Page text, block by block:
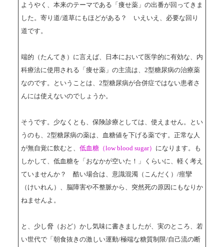
ようやく、本来のテーマである「痩せ薬」の出番が回ってきま
した。寄り道/道草にもほどがある？ いえいえ、必要な回り
道です。
端的（たんてき）に言えば、日本において医学的に有効な、内
科療法に使用される「痩せ薬」の主流は、2型糖尿病の治療薬
なのです。ということは、2型糖尿病が合併症ではない患者さ
んには使えないのでしょうか。
そうです。少なくとも、保険診療としては、使えません。とい
うのも、2型糖尿病の薬は、血糖値を下げる薬です。正常な人
が無自覚に飲むと、 低血糖（low blood sugar） になります。も
しかして、低血糖を「おなかが空いた！」くらいに、軽く考え
ていませんか？ 酷い場合は、意識混濁（こんだく）/痙攣
（けいれん）、脳障害や不整脈から、突然死の原因にもなりか
ねませんよ。
と、少し脅（おど）かし気味に書きましたが、実のところ、若
い世代で「朝食抜きの激しい運動/極端な糖質制限/自己流の断